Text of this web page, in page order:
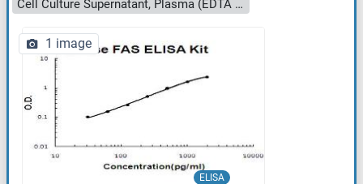
Cell Culture Supernatant, Plasma (EDTA - heparin - citrate), Serum
ELISA
1 image